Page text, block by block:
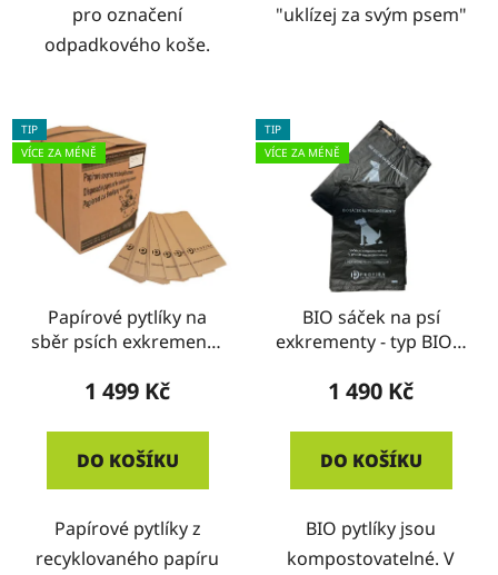
pro označení
odpadkového koše.
"uklízej za svým psem"
TIP
VÍCE ZA MÉNĚ
Papírové pytlíky na
sběr psích exkrementů
1 499 Kč
DO KOŠÍKU
Papírové pytlíky z
recyklovaného papíru
TIP
VÍCE ZA MÉNĚ
BIO sáček na psí
exkrementy - typ BIO v
1 490 Kč
DO KOŠÍKU
BIO pytlíky jsou
kompostovatelné. V